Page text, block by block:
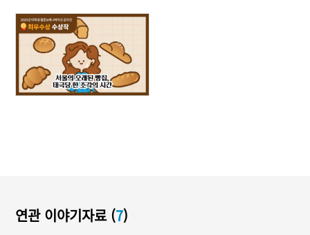
연관 이야기자료 (7)